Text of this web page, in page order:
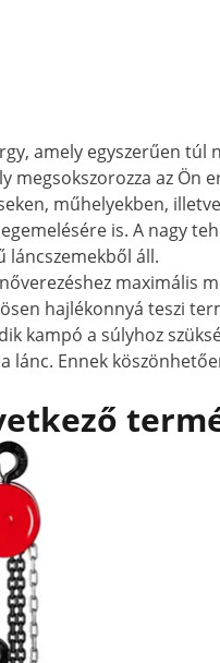
amely egyszerűen túl
az Ön
műhelyekben,
is. A nagy
láncszemekből áll.
maximális
hajlékonnyá teszi
kampó a súlyhoz
Ennek